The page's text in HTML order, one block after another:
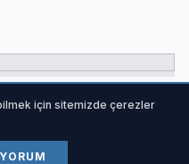
için sitemizde çerezler